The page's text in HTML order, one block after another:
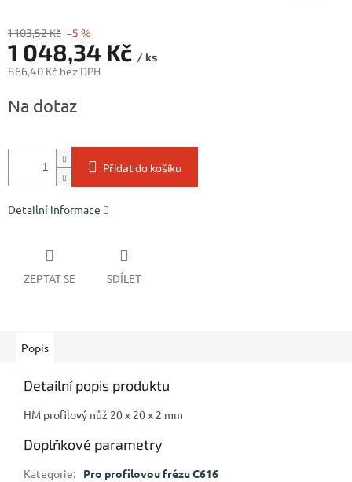
1 103,52 Kč –5 %
1 048,34 Kč / ks
866,40 Kč bez DPH
cena:
Na dotaz
Přidat do košíku
Detailní informace
ZEPTAT SE SDÍLET
Popis
Detailní popis produktu
HM profilový nůž 20 x 20 x 2 mm
Doplňkové parametry
Kategorie:
Pro profilovou frézu C616